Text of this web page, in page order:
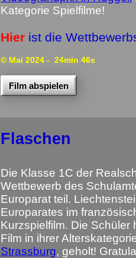
Kategorie Spielfilme!
Hier ist die
© Mai 2024 - 24min 46s
Film abspielen
Flaschen
Die Klasse 1C der
Wettbewerb des
Europarat teil.
Europarates im
Kurzspielfilm. Die Schüler
Film in ihrer
Strassburg, geholt!